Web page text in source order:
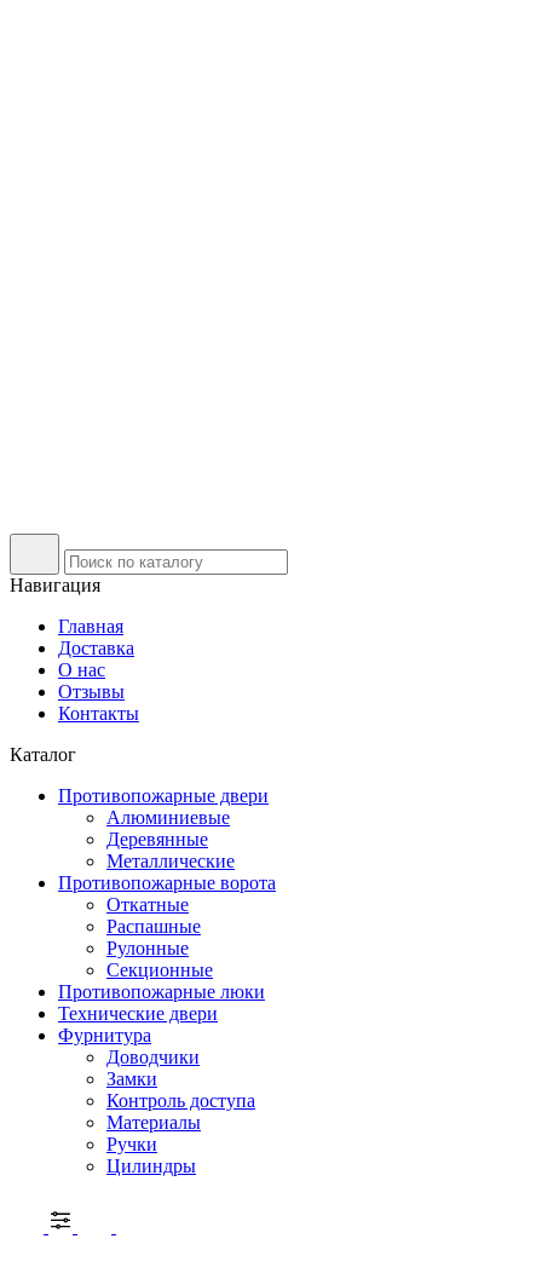
Навигация
Главная
Доставка
О нас
Отзывы
Контакты
Каталог
Противопожарные двери
Алюминиевые
Деревянные
Металлические
Противопожарные ворота
Откатные
Распашные
Рулонные
Секционные
Противопожарные люки
Технические двери
Фурнитура
Доводчики
Замки
Контроль доступа
Материалы
Ручки
Цилиндры